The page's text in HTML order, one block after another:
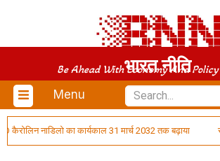
भारत नीति
Be Ahead With Economy And
Menu
नाडिलो का कार्यकाल 31 मार्च 2032 तक बढ़ाया